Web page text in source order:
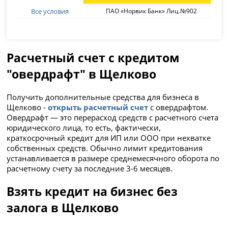
Все условия ПАО «Норвик Банк» Лиц.№902
Расчетный счет с кредитом
"овердрафт" в Щелково
Получить дополнительные средства для бизнеса в
Щелково -открыть расчетный счет с овердрафтом.
Овердрафт — это перерасход средств с расчетного счета
юридического лица, то есть, фактически,
краткосрочный кредит для ИП или ООО при нехватке
собственных средств. Обычно лимит кредитования
устанавливается в размере среднемесячного оборота по
расчетному счету за последние 3-6 месяцев.
Взять кредит на бизнес без
залога в Щелково